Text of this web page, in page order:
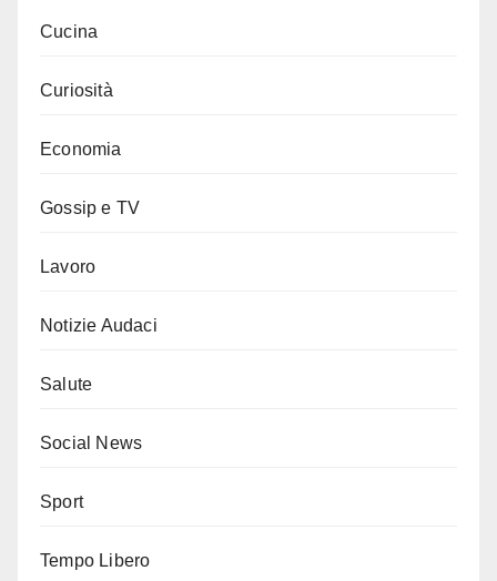
Cucina
Curiosità
Economia
Gossip e TV
Lavoro
Notizie Audaci
Salute
Social News
Sport
Tempo Libero